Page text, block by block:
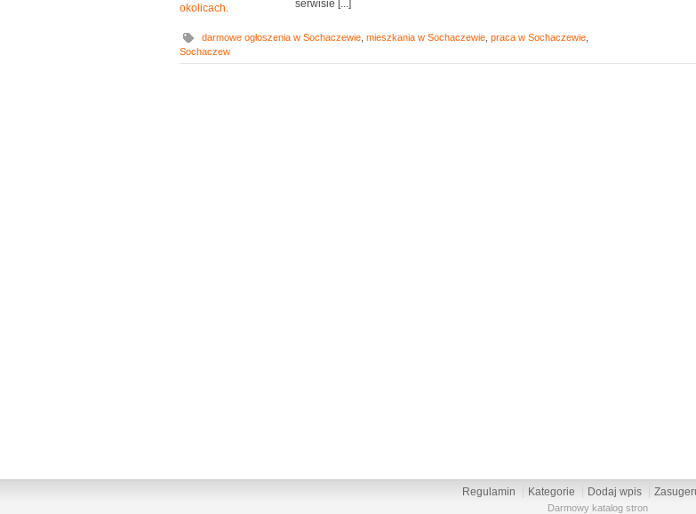
serwisie [...]
darmowe ogłoszenia w Sochaczewie mieszkania w Sochaczewie praca w Sochaczewie
Sochaczew
Regulamin Kategorie Dodaj wpis
Darmowy katalog stron